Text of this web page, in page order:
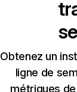
Obtenez un
ligne de
métriques